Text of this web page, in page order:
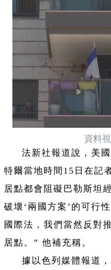
資料
法新社報道說，美
特爾當地時間15日在記
居點都會阻礙巴勒斯坦
破壞‘兩國方案’的可行
國際法，我們當然反對
居點。” 他補充稱。
據以色列媒體報道